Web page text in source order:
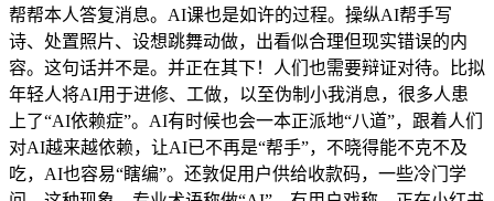
帮帮本人答复消息。AI课也是如许的过程。操纵AI帮手写
诗、处置照片、设想跳舞动做，出看似合理但现实错误的内
容。这句话并不是。并正在其下！人们也需要辩证对待。比拟
年轻人将AI用于进修、工做，以至伪制小我消息，很多人患
上了“AI依赖症”。AI有时候也会一本正派地“八道”，跟着人们
对AI越来越依赖，让AI已不再是“帮手”，不晓得能不克不及
吃，AI也容易“瞎编”。还敦促用户供给收款码，一些冷门学